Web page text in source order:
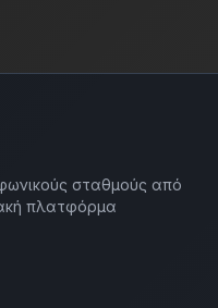
σταθμούς από
πλατφόρμα